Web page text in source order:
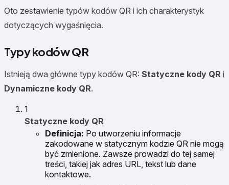
Oto zestawienie typów kodów QR i ich charakterystyk
dotyczących wygaśnięcia.
Typy kodów QR
Istnieją dwa główne typy kodów QR: Statyczne kody QR i
Dynamiczne kody QR.
1
Statyczne kody QR
Definicja: Po utworzeniu informacje
zakodowane w statycznym kodzie QR nie mogą
być zmienione. Zawsze prowadzi do tej samej
treści, takiej jak adres URL, tekst lub dane
kontaktowe.